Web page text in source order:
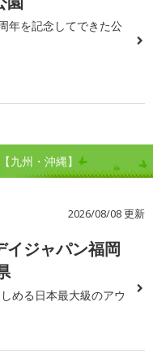
年を記念してできた公
九州・沖縄】
2026/08/08 更新
イジャパン福岡
める日本最大級のアウ